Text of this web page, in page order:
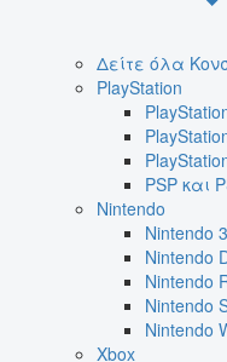
Δείτε όλα
PlayStation
PSP και
Nintendo
Nintendo
Nintendo
Nintendo
Nintendo
Nintendo
Xbox